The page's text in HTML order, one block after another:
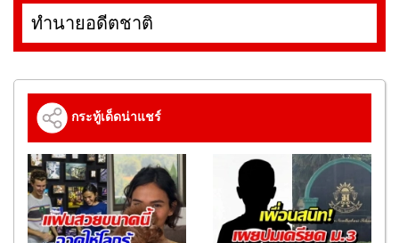
ทำนายอดีตชาติ
กระทู้เด็ดน่าแชร์